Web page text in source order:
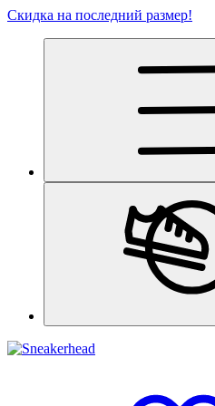
Скидка на последний размер!